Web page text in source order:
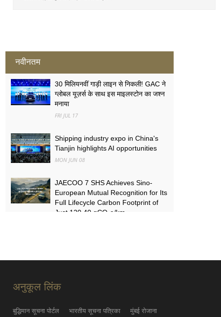
नवीनतम
30 मिलियनवीं गाड़ी लाइन से निकली! GAC ने
ग्लोबल यूज़र्स के साथ इस माइलस्टोन का जश्न
मनाया
FRI JUL 17
Shipping industry expo in China's
Tianjin highlights AI opportunities
MON JUN 08
JAECOO 7 SHS Achieves Sino-
European Mutual Recognition for Its
Full Lifecycle Carbon Footprint of
Just 120.40 gCO₂e/km
THU MAY 21
अनुकूल लिंक
बुद्धिमान सूचना पोर्टल भारतीय सूचना पत्रिका मुंबई रोजाना